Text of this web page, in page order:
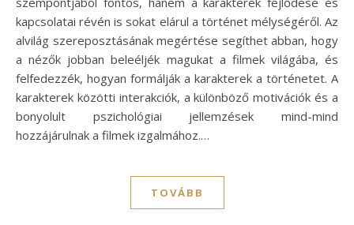
kapcsolatai révén is sokat elárul a történet mélységéről. Az
alvilág szereposztásának megértése segíthet abban, hogy
a nézők jobban beleéljék magukat a filmek világába, és
felfedezzék, hogyan formálják a karakterek a történetet. A
karakterek közötti interakciók, a különböző motivációk és a
bonyolult pszichológiai jellemzések mind-mind
hozzájárulnak a filmek izgalmához.…
TOVÁBB